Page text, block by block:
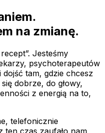
na zmianę.
Jesteśmy
psychoterapeutów
tam, gdzie chcesz
dobrze, do głowy,
z energią na to,
telefonicznie
ten czas zaufało nam